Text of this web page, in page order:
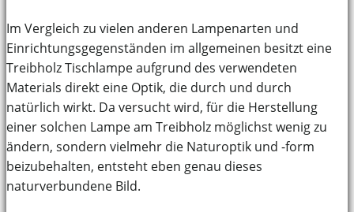
Im Vergleich zu vielen anderen Lampenarten und
Einrichtungsgegenständen im allgemeinen besitzt eine
Treibholz Tischlampe aufgrund des verwendeten
Materials direkt eine Optik, die durch und durch
natürlich wirkt. Da versucht wird, für die Herstellung
einer solchen Lampe am Treibholz möglichst wenig zu
ändern, sondern vielmehr die Naturoptik und -form
beizubehalten, entsteht eben genau dieses
naturverbundene Bild.